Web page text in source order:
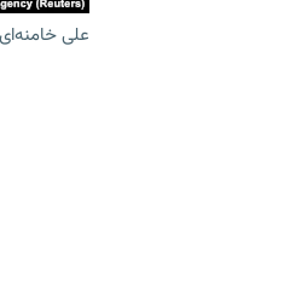
علی